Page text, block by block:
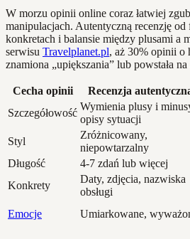
W morzu opinii online coraz łatwiej
manipulacjach. Autentyczną recenzję od
konkretach i balansie między plusami a
serwisu Travelplanet.pl, aż 30% opinii o
znamiona „upiększania” lub powstała na
Cecha opinii Recenzja
Szczegółowość
Wymienia plusy i
opisy sytuacji
Styl
Zróżnicowany,
niepowtarzalny
Długość
4-7 zdań lub więcej
Konkrety
Daty, zdjęcia, nazwiska
obsługi
Emocje Umiarkowane,